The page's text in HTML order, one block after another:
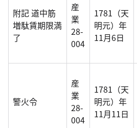
附記 道中筋
増駄賃期限満
了
産
業
28-
004
1781（天
明元）年
11月6日
警火令
産
業
28-
004
1781（天
明元）年
11月11日